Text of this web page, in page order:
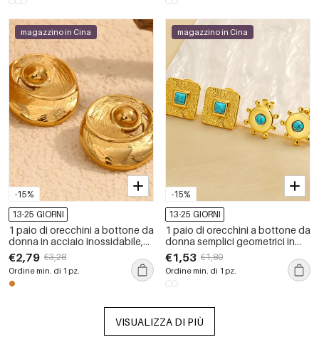
-15%
magazzino in Cina
13-25 GIORNI
1 paio di orecchini a bottone da
donna in acciaio inossidabile,
impermeabili, di colore oro, con
motivo geometrico retrò, serie
classica
€2,79 €3,28
Ordine min. di 1 pz.
-15%
magazzino in Cina
13-25 GIORNI
1 paio di orecchini a bottone da
donna semplici geometrici in
acciaio inossidabile placcato
oro
€1,53 €1,80
Ordine min. di 1 pz.
VISUALIZZA DI PIÙ